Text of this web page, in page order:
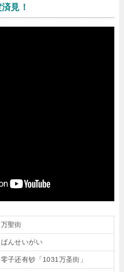
見！
万聖街
ばんせいがい
零子还有钞「1031万圣街」